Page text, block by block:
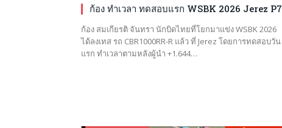
ก้อง ทำเวลา ทดสอบแรก WSBK 2026 Jerez P7
ก้อง สมเกียรติ จันทรา นักบิดไทยที่โยกมาแข่ง WSBK 2026
ได้ลงเทส รถ CBR1000RR-R แล้ว ที่ Jerez โดยการทดสอบวัน
แรก ทำเวลาตามหลังผู้นำ +1.644…